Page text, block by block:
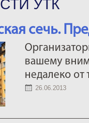
УТК
сечь.
вашему
недалеко от
26.06.2013